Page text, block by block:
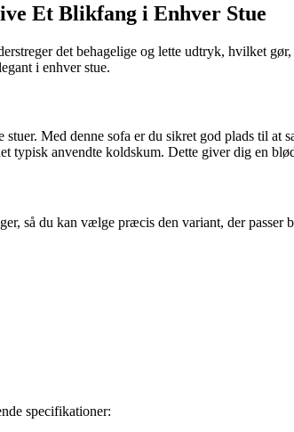
Et Blikfang i Enhver Stue
det behagelige og lette udtryk, hvilket
i enhver stue.
Med denne sofa er du sikret god plads til
typisk anvendte koldskum. Dette giver dig en
så du kan vælge præcis den variant, der passer
specifikationer: